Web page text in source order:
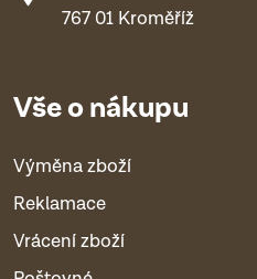
767 01 Kroměříž
Vše o nákupu
Výměna zboží
Reklamace
Vrácení zboží